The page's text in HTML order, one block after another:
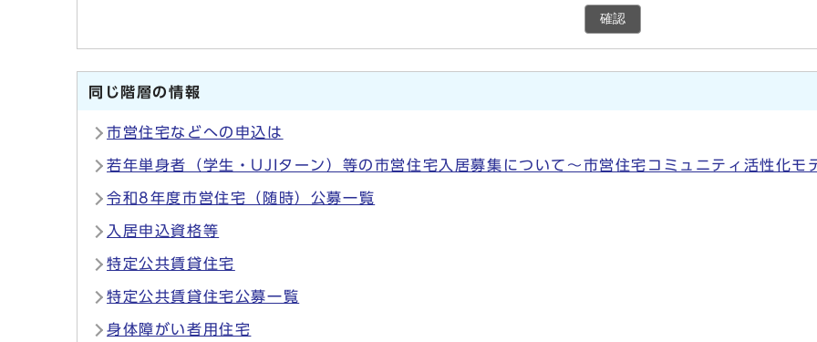
確認
同じ階層の情報
市営住宅などへの申込は
若年単身者（学生・UJIターン）等の市営住宅入居募集について〜市営住宅コミュニティ活性化モ
令和8年度市営住宅（随時）公募一覧
入居申込資格等
特定公共賃貸住宅
特定公共賃貸住宅公募一覧
身体障がい者用住宅